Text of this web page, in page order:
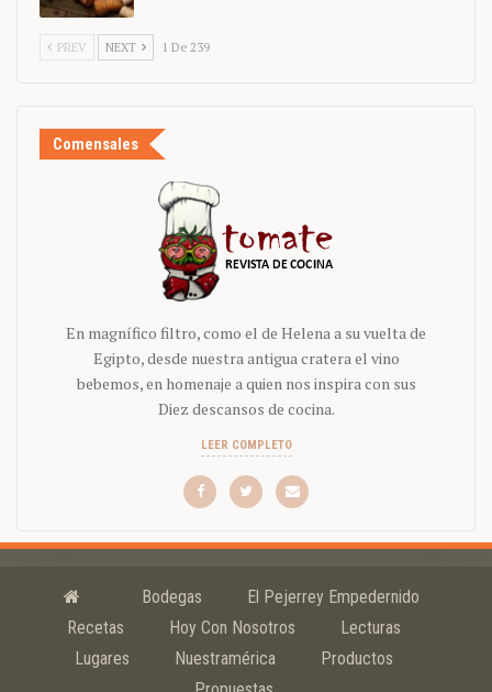
PREV NEXT 1 De 239
Comensales
En magnífico filtro, como el de Helena a su vuelta de
Egipto, desde nuestra antigua cratera el vino
bebemos, en homenaje a quien nos inspira con sus
Diez descansos de cocina.
LEER COMPLETO
Bodegas
El Pejerrey Empedernido
Recetas
Hoy Con Nosotros
Lecturas
Lugares
Nuestramérica
Productos